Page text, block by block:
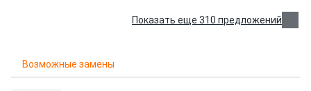
Показать еще 310 предложений
Возможные замены